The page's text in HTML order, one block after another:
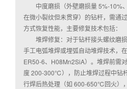
中度磨损（外壁磨损量 5%-10%
在微小裂纹但未贯穿）的钻杆，需通
方式恢复性能，主要修复技术包括：
堆焊修复：对于钻杆接头螺纹磨
手工电弧堆焊或埋弧自动堆焊技术，
ER50-6、H08Mn2SiA）。堆焊前需
度 200-300℃），防止堆焊过程中钻
行焊后热处理（如 600-650℃回火）